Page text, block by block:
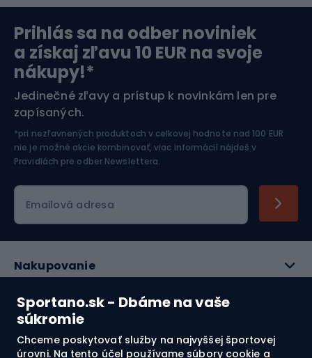
Sportano.sk - Dbáme na vaše
súkromie
Chceme poskytovať služby na najvyššej športovej
úrovni. Na tento účel používame súbory cookie a
Orientačný beh
Lyžovanie
Športová elektronika
Jazdectvo
Prihlás sa na odber noviniek
a získaj zľavu 10 EUR na svoje
nákupy!*
Jedinečné zľavy a prístup k novinkám len pre
zapísaných.
*pri nezľavnených produktoch v celkovej hodnote nad 100 EUR
nie je možné akcie kombinovať, viac informácií nájdeš v
Pravidlách pre odber Newslettera.
Emailová adresa
Nakupovanie
Služby zákazníkom
Právne informácie